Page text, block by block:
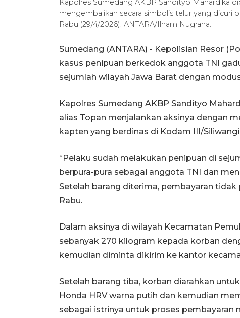
Kapolres Sumedang AKBP Sandityo Mahardika
mengembalikan secara simbolis telur yang dicuri
Rabu (29/4/2026). ANTARA/Ilham Nugraha.
Sumedang (ANTARA) - Kepolisian Resor
kasus penipuan berkedok anggota TNI
sejumlah wilayah Jawa Barat dengan
Kapolres Sumedang AKBP Sandityo
alias Topan menjalankan aksinya dengan
kapten yang berdinas di Kodam III/
“Pelaku sudah melakukan penipuan di
berpura-pura sebagai anggota TNI dan
Setelah barang diterima, pembayaran
Rabu.
Dalam aksinya di wilayah Kecamatan
sebanyak 270 kilogram kepada korban
kemudian diminta dikirim ke kantor
Setelah barang tiba, korban diarahkan
Honda HRV warna putih dan kemudian
sebagai istrinya untuk proses pembayaran